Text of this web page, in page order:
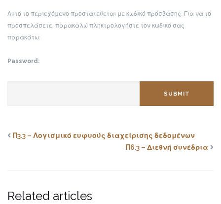
Αυτό το περιεχόμενο προστατεύεται με κωδικό πρόσβασης. Για να το
προσπελάσετε, παρακαλώ πληκτρολογήστε τον κωδικό σας
παρακάτω:
Password:
SUBMIT
Π3.3 – Λογισμικό ευφυούς διαχείρισης δεδομένων
Π6.3 – Διεθνή συνέδρια
Related articles